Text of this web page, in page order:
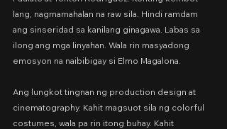
lang, nagmamahalan na raw sila. Hindi ramdam
ang sinseridad sa kanilang ginagawa. Labas sa
ilong ang mga linyahan. Wala rin masyadong
emosyon na naibibigay si Elmo Magalona.
Ang lungkot tingnan ng production design at
cinematography. Kahit magsuot sila ng colorful
costumes, wala pa rin itong buhay. Kahit